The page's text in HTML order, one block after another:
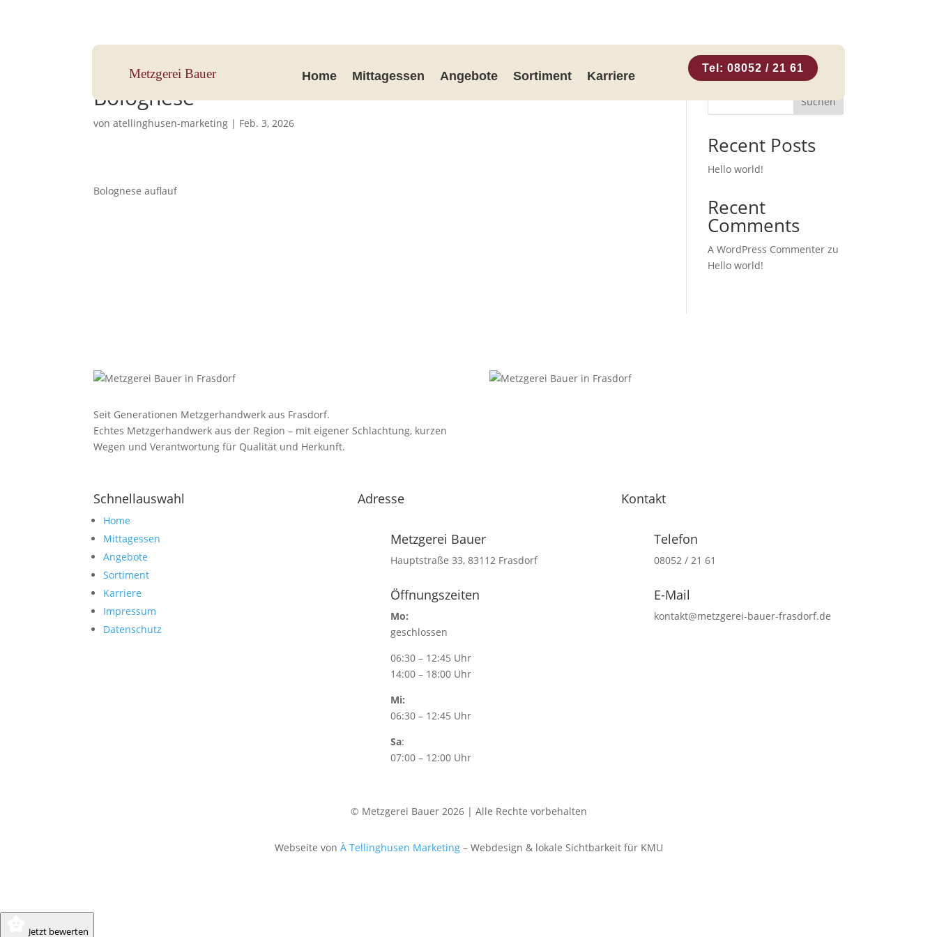
Metzgerei Bauer Home Mittagessen Angebote Sortiment Karriere
Tel: 08052 / 21 61
Bolognese
vonatellinghusen-marketing | Feb. 3, 2026
Bolognese auflauf
Suchen
Recent Posts
Hello world!
Recent
Comments
A WordPress Commenter zu
Hello world!
Seit Generationen Metzgerhandwerk aus Frasdorf.
Echtes Metzgerhandwerk aus der Region – mit eigener Schlachtung, kurzen
Wegen und Verantwortung für Qualität und Herkunft.
Schnellauswahl
Home
Mittagessen
Angebote
Sortiment
Karriere
Impressum
Datenschutz
Adresse
Metzgerei Bauer
Hauptstraße 33, 83112 Frasdorf
Öffnungszeiten
Mo:
geschlossen
06:30 – 12:45 Uhr
14:00 – 18:00 Uhr
Mi:
06:30 – 12:45 Uhr
Sa:
07:00 – 12:00 Uhr
Kontakt
Telefon
08052 / 21 61
E-Mail
kontakt@metzgerei-bauer-frasdorf.de
© Metzgerei Bauer 2026 | Alle Rechte vorbehalten
Webseite von À Tellinghusen Marketing – Webdesign & lokale Sichtbarkeit für KMU
Jetzt bewerten